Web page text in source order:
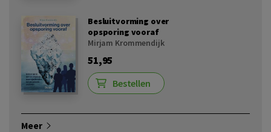
Besluitvorming over
opsporing vooraf
Mirjam Krommendijk
51,95
Bestellen
Meer